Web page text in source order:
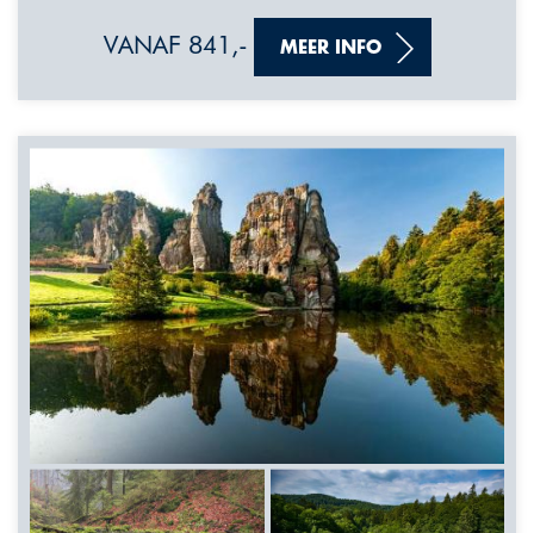
VANAF 841,- MEER INFO